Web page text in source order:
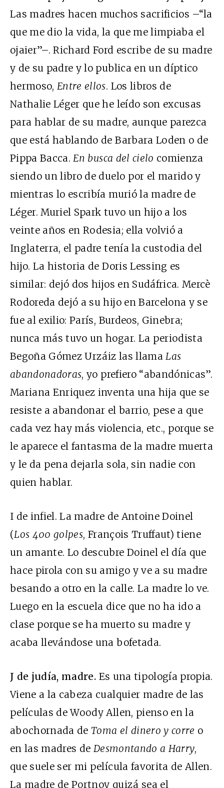
Las madres hacen muchos sacrificios –“la
que me dio la vida, la que me limpiaba el
ojaier”–. Richard Ford escribe de su madre
y de su padre y lo publica en un díptico
hermoso,Entre ellos. Los libros de
Nathalie Léger que he leído son excusas
para hablar de su madre, aunque parezca
que está hablando de Barbara Loden o de
Pippa Bacca.En busca del cielo comienza
siendo un libro de duelo por el marido y
mientras lo escribía murió la madre de
Léger. Muriel Spark tuvo un hijo a los
veinte años en Rodesia; ella volvió a
Inglaterra, el padre tenía la custodia del
hijo. La historia de Doris Lessing es
similar: dejó dos hijos en Sudáfrica. Mercè
Rodoreda dejó a su hijo en Barcelona y se
fue al exilio: París, Burdeos, Ginebra;
nunca más tuvo un hogar. La periodista
Begoña Gómez Urzáiz las llamaLas
abandonadoras, yo prefiero “abandónicas”.
Mariana Enriquez inventa una hija que se
resiste a abandonar el barrio, pese a que
cada vez hay más violencia, etc., porque se
le aparece el fantasma de la madre muerta
y le da pena dejarla sola, sin nadie con
quien hablar.
I de infiel. La madre de Antoine Doinel
(Los 400 golpes, François Truffaut) tiene
un amante. Lo descubre Doinel el día que
hace pirola con su amigo y ve a su madre
besando a otro en la calle. La madre lo ve.
Luego en la escuela dice que no ha ido a
clase porque se ha muerto su madre y
acaba llevándose una bofetada.
J de judía, madre. Es una tipología propia.
Viene a la cabeza cualquier madre de las
películas de Woody Allen, pienso en la
abochornada deToma el dinero y corre o
en las madres de Desmontando a Harry,
que suele ser mi película favorita de Allen.
La madre de Portnoy quizá sea el